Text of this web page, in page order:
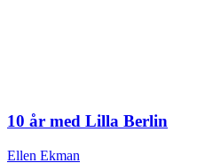
10 år med Lilla Berlin
Ellen Ekman